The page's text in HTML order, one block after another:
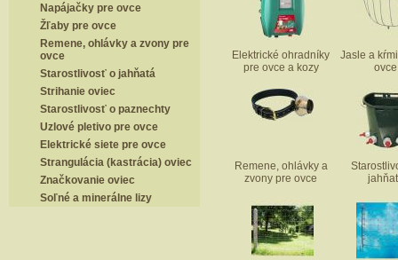
Napájačky pre ovce
Žľaby pre ovce
Remene, ohlávky a zvony pre
ovce
Starostlivosť o jahňatá
Strihanie oviec
Starostlivosť o paznechty
Uzlové pletivo pre ovce
Elektrické siete pre ovce
Strangulácia (kastrácia) oviec
Značkovanie oviec
Soľné a minerálne lizy
Elektrické ohradníky
pre ovce a kozy
Jasle a
ovce
Remene, ohlávky a
zvony pre ovce